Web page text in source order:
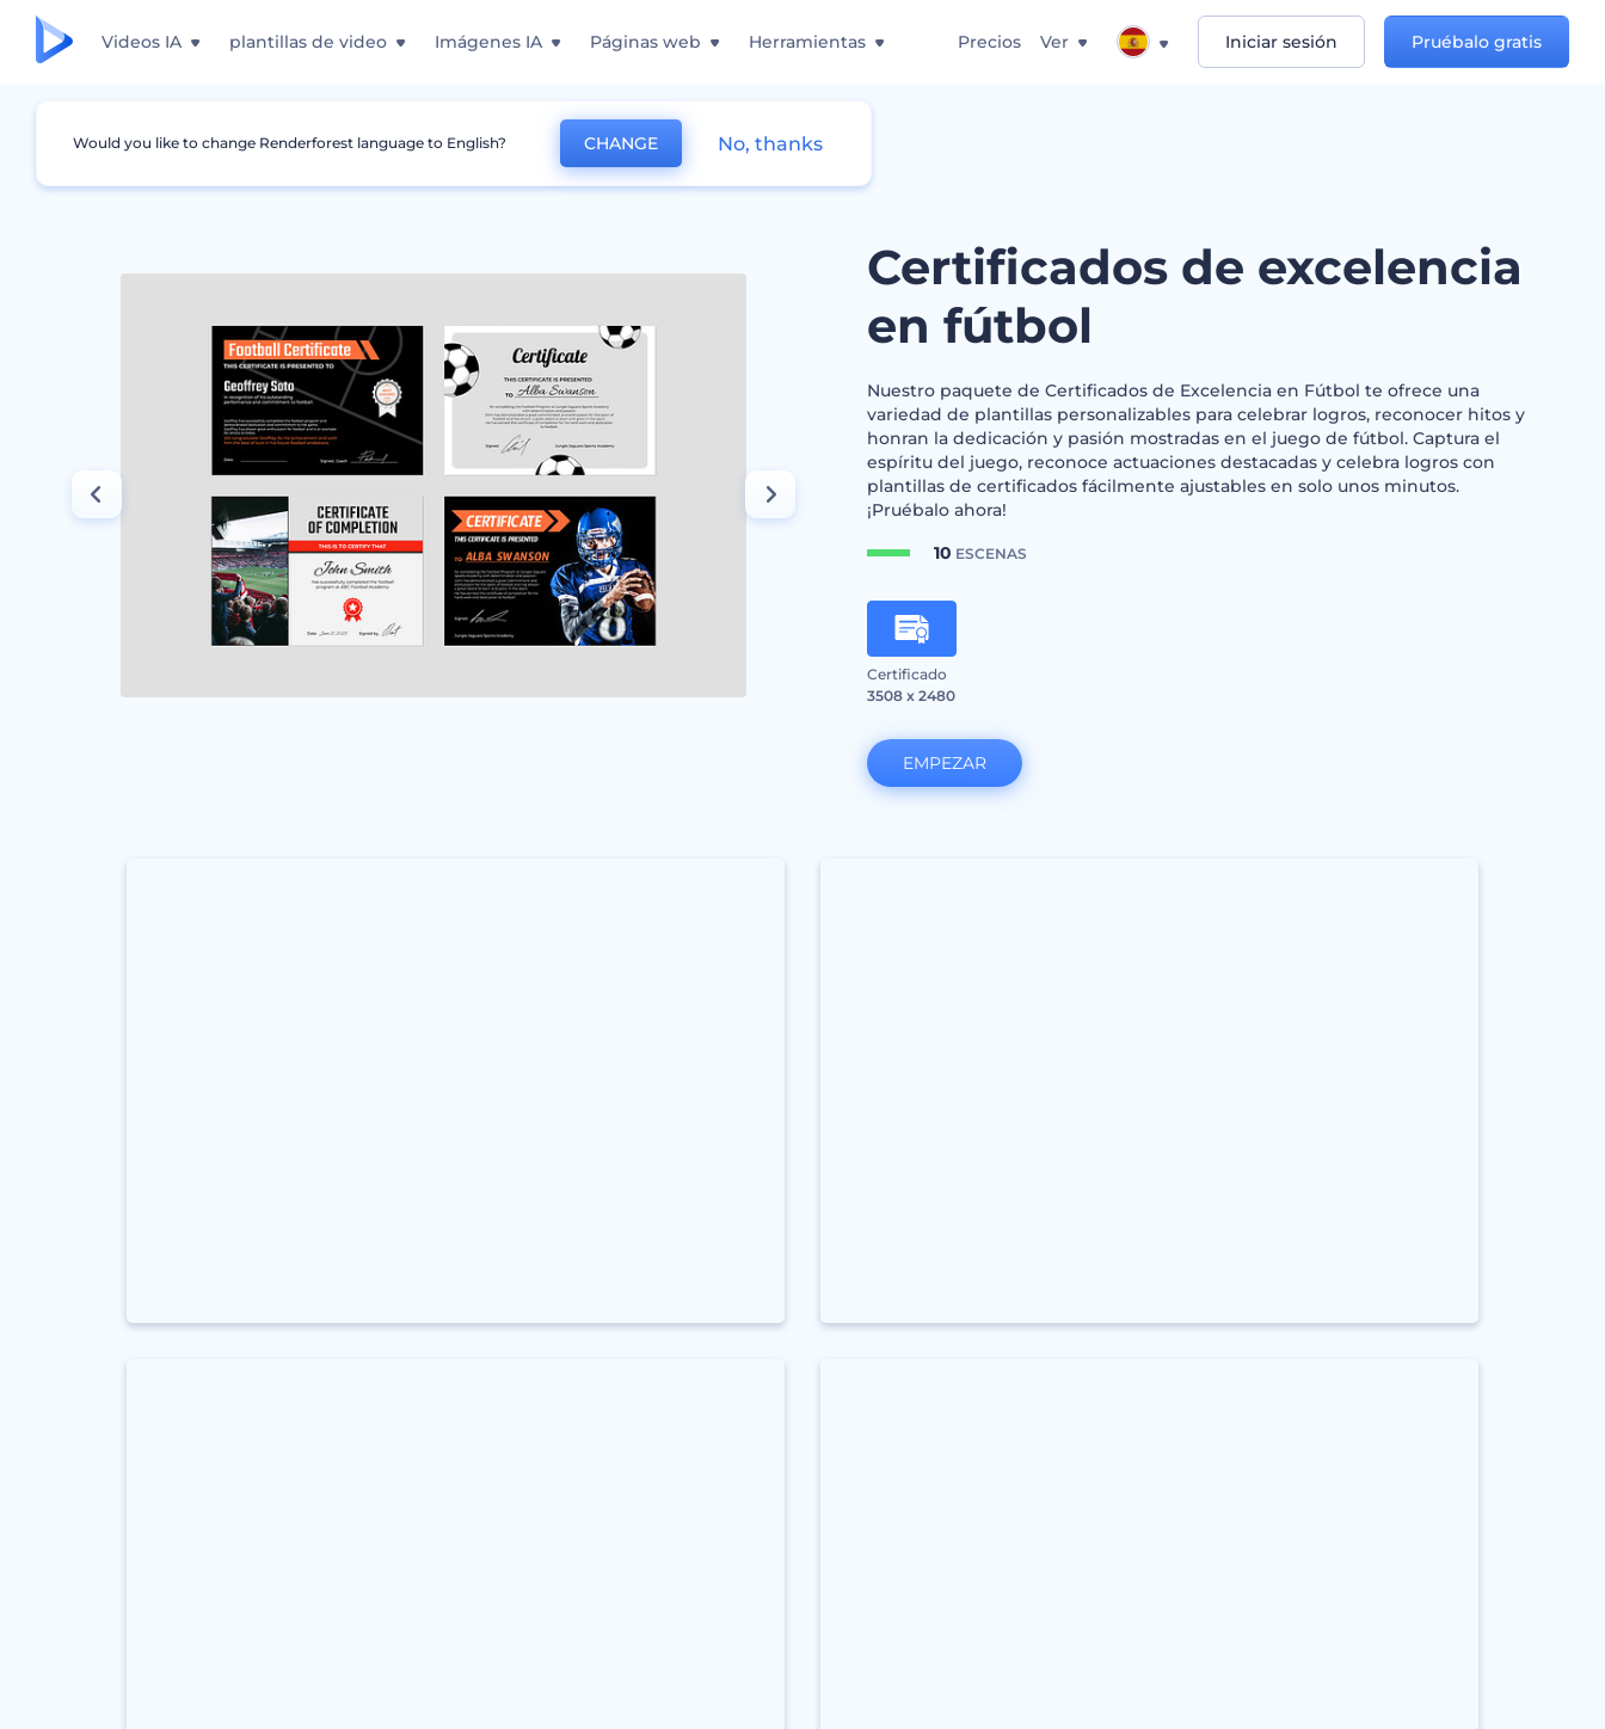
Videos IA plantillas de video Imágenes IA Páginas web Herramientas Precios Ver Iniciar sesión Pruébalo gratis
Gráficos Certificado Certificados de excelencia en fútbol
Certificados de excelencia
en fútbol
Nuestro paquete de Certificados de Excelencia en Fútbol te ofrece una
variedad de plantillas personalizables para celebrar logros, reconocer hitos y
honran la dedicación y pasión mostradas en el juego de fútbol. Captura el
espíritu del juego, reconoce actuaciones destacadas y celebra logros con
plantillas de certificados fácilmente ajustables en solo unos minutos.
¡Pruébalo ahora!
10 ESCENAS
Certificado
3508 x 2480
EMPEZAR
Would you like to change Renderforest language to English? CHANGE No, thanks